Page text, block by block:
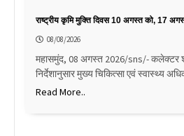
राष्ट्रीय कृमि मुक्ति दिवस 10 अगस्त को, 17
08/08/2026
महासमुंद, 08 अगस्त 2026/sns/- कलेक्टर
निर्देशानुसार मुख्य चिकित्सा एवं स्वास्थ्य
Read More..